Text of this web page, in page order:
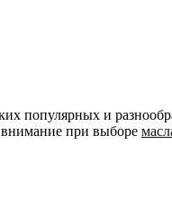
популярных и
внимание при выборе